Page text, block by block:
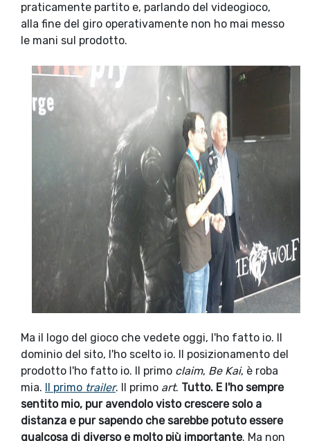
praticamente partito e, parlando del videogioco,
alla fine del giro operativamente non ho mai messo
le mani sul prodotto.
Ma il logo del gioco che vedete oggi, l'ho fatto io. Il
dominio del sito, l'ho scelto io. Il posizionamento del
prodotto l'ho fatto io. Il primo claim, Be Kai, è roba
mia. Il primo trailer. Il primo art. Tutto. E l'ho sempre
sentito mio, pur avendolo visto crescere solo a
distanza e pur sapendo che sarebbe potuto essere
qualcosa di diverso e molto più importante. Ma non